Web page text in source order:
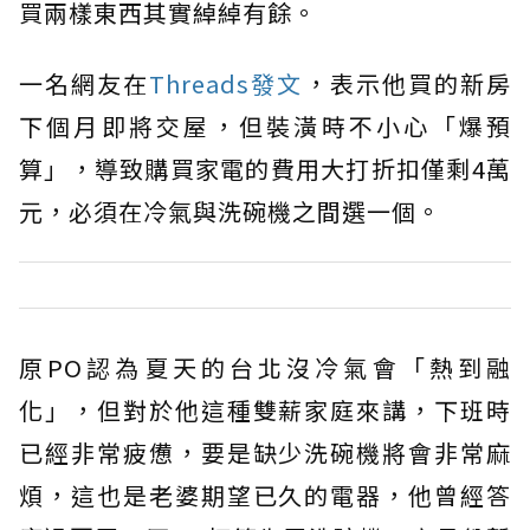
買兩樣東西其實綽綽有餘。
一名網友在Threads發文 ，表示他買的新房
下個月即將交屋，但裝潢時不小心「爆預
算」，導致購買家電的費用大打折扣僅剩4萬
元，必須在冷氣與洗碗機之間選一個。
原PO認為夏天的台北沒冷氣會「熱到融
化」，但對於他這種雙薪家庭來講，下班時
已經非常疲憊，要是缺少洗碗機將會非常麻
煩，這也是老婆期望已久的電器，他曾經答